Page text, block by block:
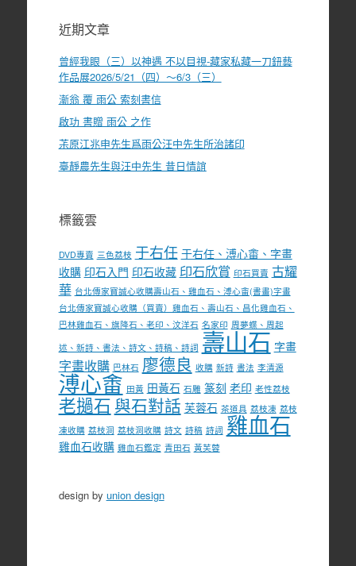
近期文章
曾經我眼（三）以神遇 不以目視-藏家私藏一刀鈕藝
作品展2026/5/21（四）～6/3（三）
漸翁 覆 雨公 索刻書信
啟功 書贈 雨公 之作
茮原江兆申先生爲雨公汪中先生所治諸印
臺靜農先生與汪中先生 昔日情誼
標籤雲
DVD專賣 三色荔枝 于右任 于右任、溥心畬、字畫
收購 印石入門 印石收藏 印石欣賞 印石買賣 古耀
華 台北傳家寶誠心收購壽山石、雞血石、溥心畬(書畫)字畫
台北傳家寶誠心收購（買賣）雞血石、壽山石、昌化雞血石、
巴林雞血石、旗降石、老印、汶洋石 名家印 周夢蝶、周起
述、新詩、書法、詩文、詩稿、詩詞 壽山石 字畫
字畫收購 巴林石 廖德良 收購 新詩 書法 李清源
溥心畬 田黃 田黃石 石雕 篆刻 老印 老性荔枝
老撾石 與石對話 芙蓉石 茶道具 荔枝凍 荔枝
凍收購 荔枝洞 荔枝洞收購 詩文 詩稿 詩詞 雞血石
雞血石收購 雞血石鑑定 青田石 黃芙蓉
design by union design